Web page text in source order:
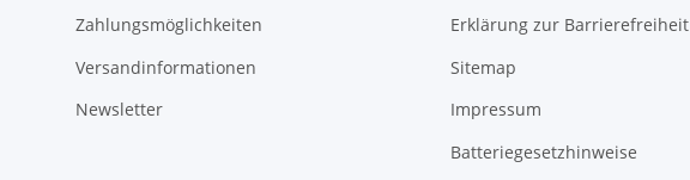
Zahlungsmöglichkeiten
Versandinformationen
Newsletter
Erklärung zur Barrierefreiheit
Sitemap
Impressum
Batteriegesetzhinweise